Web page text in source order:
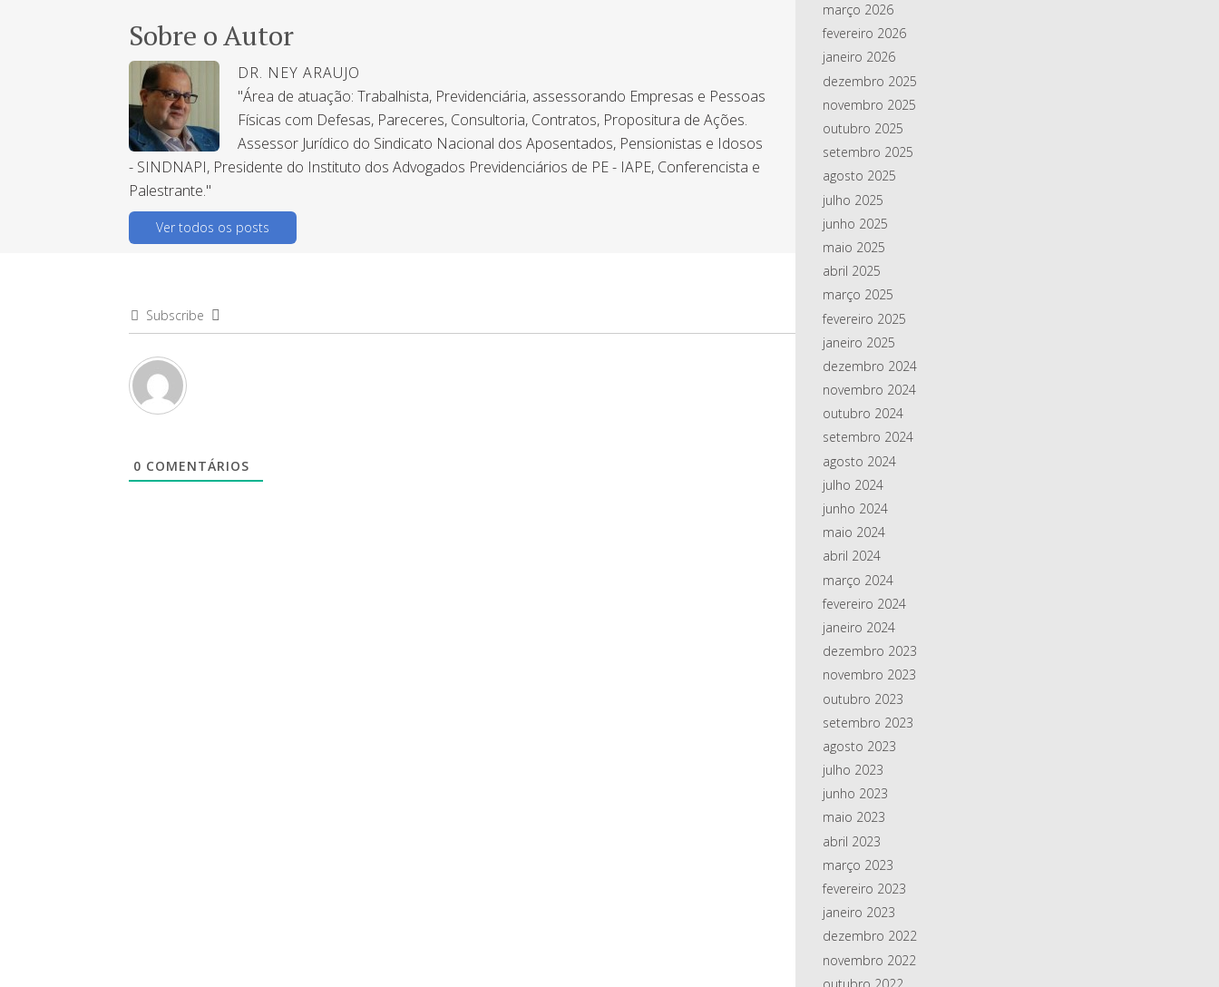
Sobre o Autor
DR. NEY ARAUJO
"Área de atuação: Trabalhista, Previdenciária, assessorando Empresas e Pessoas
Físicas com Defesas, Pareceres, Consultoria, Contratos, Propositura de Ações.
Assessor Jurídico do Sindicato Nacional dos Aposentados, Pensionistas e Idosos
- SINDNAPI, Presidente do Instituto dos Advogados Previdenciários de PE - IAPE, Conferencista e
Palestrante."
Ver todos os posts
Subscribe
0 COMENTÁRIOS
março 2026
fevereiro 2026
janeiro 2026
dezembro 2025
novembro 2025
outubro 2025
setembro 2025
agosto 2025
julho 2025
junho 2025
maio 2025
abril 2025
março 2025
fevereiro 2025
janeiro 2025
dezembro 2024
novembro 2024
outubro 2024
setembro 2024
agosto 2024
julho 2024
junho 2024
maio 2024
abril 2024
março 2024
fevereiro 2024
janeiro 2024
dezembro 2023
novembro 2023
outubro 2023
setembro 2023
agosto 2023
julho 2023
junho 2023
maio 2023
abril 2023
março 2023
fevereiro 2023
janeiro 2023
dezembro 2022
novembro 2022